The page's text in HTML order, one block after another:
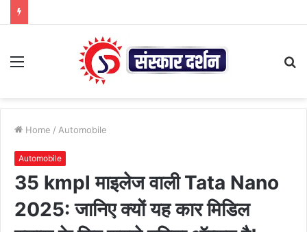
Menu
Home / Automobile
Automobile
35 kmpl माइलेज वाली Tata Nano
2025: जानिए क्यों यह कार मिडिल